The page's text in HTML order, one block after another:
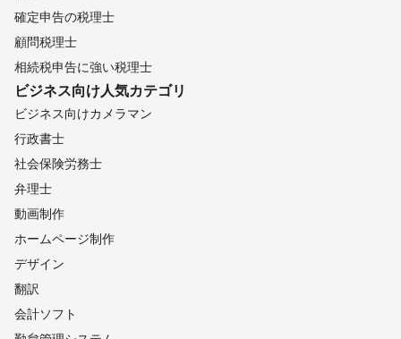
確定申告の税理士
顧問税理士
相続税申告に強い税理士
ビジネス向け人気カテゴリ
ビジネス向けカメラマン
行政書士
社会保険労務士
弁理士
動画制作
ホームページ制作
デザイン
翻訳
会計ソフト